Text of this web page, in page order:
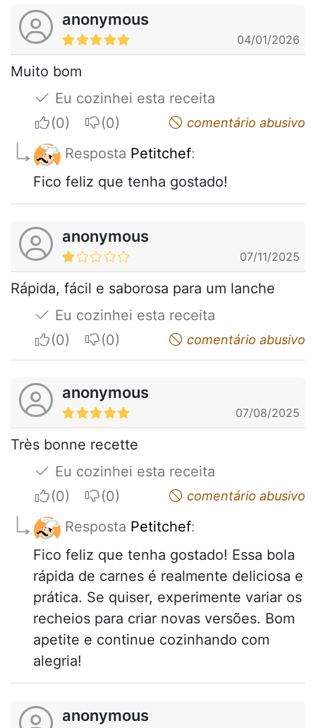
anonymous
04/01/2026
Muito bom
Eu cozinhei esta receita
I apreciateI do not appreciatecomentário abusivo
Resposta Petitchef:
Fico feliz que tenha gostado!
anonymous
07/11/2025
Rápida, fácil e saborosa para um lanche
Eu cozinhei esta receita
I apreciateI do not appreciatecomentário abusivo
anonymous
07/08/2025
Très bonne recette
Eu cozinhei esta receita
I apreciateI do not appreciatecomentário abusivo
Resposta Petitchef:
Fico feliz que tenha gostado! Essa bola
rápida de carnes é realmente deliciosa e
prática. Se quiser, experimente variar os
recheios para criar novas versões. Bom
apetite e continue cozinhando com
alegria!
anonymous